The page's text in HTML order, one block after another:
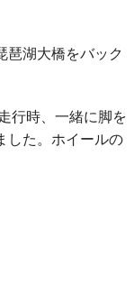
琶湖大橋をバック
行時、一緒に脚を
した。ホイールの